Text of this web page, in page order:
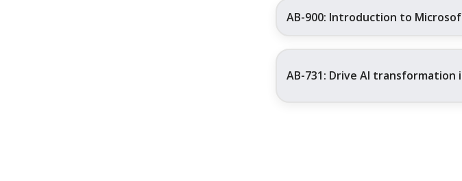
AB-900: Introduction to
AB-731: Drive AI transformation